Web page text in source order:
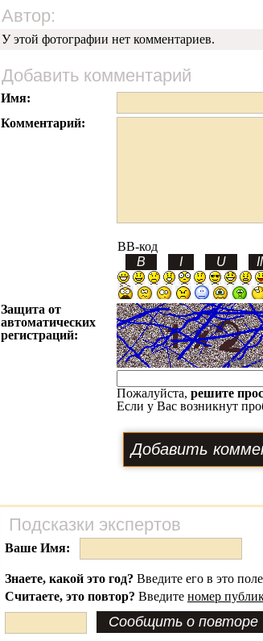
Автор:
У этой фотографии нет комментариев.
Добавить комментарий
Имя:
Комментарий:
BB-код
Защита от
автоматических
регистраций:
Пожалуйста, решите
Если у Вас возникнут
Подсказки экспертов
Ваше Имя:
Знаете, какой это год? Введите его в это
Считаете, это повтор? Введите номер